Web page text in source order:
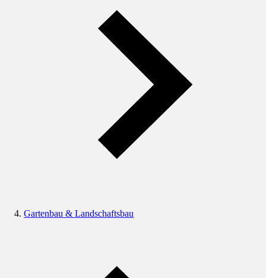
Gartenbau & Landschaftsbau